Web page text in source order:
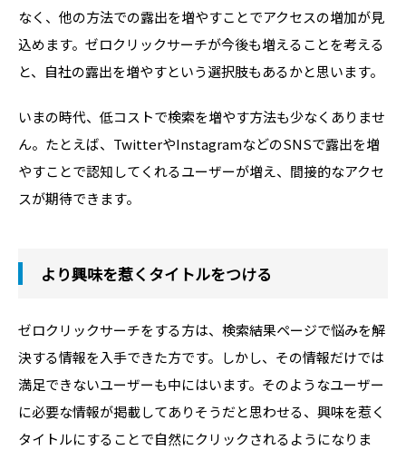
なく、他の方法での露出を増やすことでアクセスの増加が見
込めます。ゼロクリックサーチが今後も増えることを考える
と、自社の露出を増やすという選択肢もあるかと思います。
いまの時代、低コストで検索を増やす方法も少なくありませ
ん。たとえば、TwitterやInstagramなどのSNSで露出を増
やすことで認知してくれるユーザーが増え、間接的なアクセ
スが期待できます。
より興味を惹くタイトルをつける
ゼロクリックサーチをする方は、検索結果ページで悩みを解
決する情報を入手できた方です。しかし、その情報だけでは
満足できないユーザーも中にはいます。そのようなユーザー
に必要な情報が掲載してありそうだと思わせる、興味を惹く
タイトルにすることで自然にクリックされるようになりま